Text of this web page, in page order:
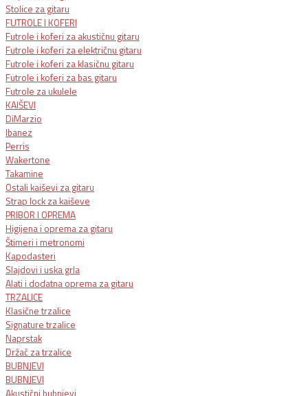
Stolice za gitaru
FUTROLE I KOFERI
Futrole i koferi za akustičnu gitaru
Futrole i koferi za električnu gitaru
Futrole i koferi za klasičnu gitaru
Futrole i koferi za bas gitaru
Futrole za ukulele
KAIŠEVI
DiMarzio
Ibanez
Perris
Wakertone
Takamine
Ostali kaiševi za gitaru
Strap lock za kaiševe
PRIBOR I OPREMA
Higijena i oprema za gitaru
Štimeri i metronomi
Kapodasteri
Slajdovi i uska grla
Alati i dodatna oprema za gitaru
TRZALICE
Klasične trzalice
Signature trzalice
Naprstak
Držač za trzalice
BUBNJEVI
BUBNJEVI